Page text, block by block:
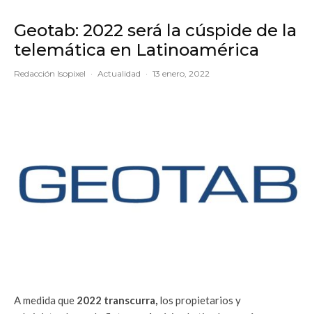
Geotab: 2022 será la cúspide de la
telemática en Latinoamérica
Redacción Isopixel · Actualidad · 13 enero, 2022
A medida que 2022 transcurra, los propietarios y